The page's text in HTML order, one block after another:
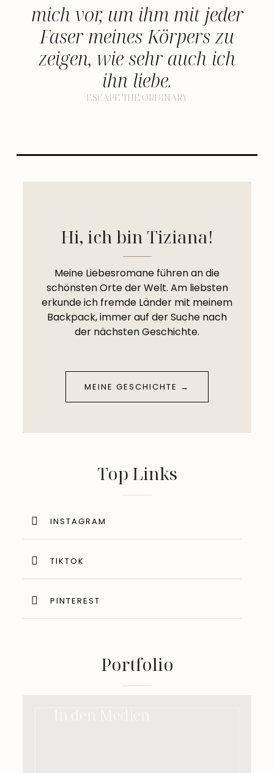
mich vor, um ihm mit jeder
Faser meines Körpers zu
zeigen, wie sehr auch ich
ihn liebe.
ESCAPE THE ORDINARY
Hi, ich bin Tiziana!
Meine Liebesromane führen an die
schönsten Orte der Welt. Am liebsten
erkunde ich fremde Länder mit meinem
Backpack, immer auf der Suche nach
der nächsten Geschichte.
MEINE GESCHICHTE →
Top Links
INSTAGRAM
TIKTOK
PINTEREST
Portfolio
In den Medien